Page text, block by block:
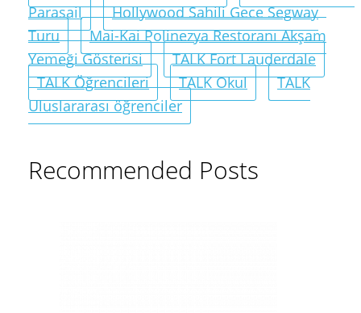
Parasail
Hollywood Sahili Gece Segway
Turu
Mai-Kai Polinezya Restoranı Akşam
Yemeği Gösterisi
TALK Fort Lauderdale
TALK Öğrencileri
TALK Okul
TALK
Uluslararası öğrenciler
Recommended Posts